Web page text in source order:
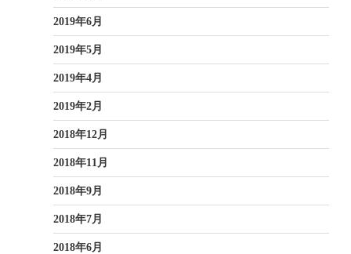
2019年6月
2019年5月
2019年4月
2019年2月
2018年12月
2018年11月
2018年9月
2018年7月
2018年6月